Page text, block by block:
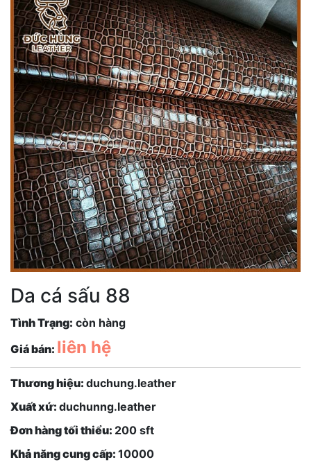
Da cá sấu 88
Tình Trạng: còn hàng
Giá bán: liên hệ
Thương hiệu: duchung.leather
Xuất xứ: duchunng.leather
Đơn hàng tối thiểu: 200 sft
Khả năng cung cấp: 10000